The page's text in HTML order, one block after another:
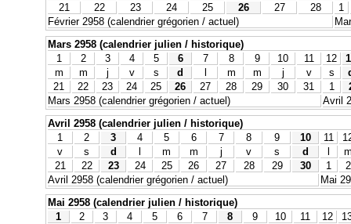
21
22 23 24 25 26 27 28
1
Février 2958 (calendrier grégorien / actuel)
Mars 2958 (calendrier julien / historique)
1
2 3 4 5 6 7 8 9 10 11 12
m
m j v s d m m j v s
21
22 23 24 25 26 27 28 29 30 31 1
Mars 2958 (calendrier grégorien / actuel)
Avril
Avril 2958 (calendrier julien / historique)
1
2 3 4 5 6 7 8 9 10 11
v
s d m m j v s d
21
22 23 24 25 26 27 28 29 30 1
2
Avril 2958 (calendrier grégorien / actuel)
Mai
Mai 2958 (calendrier julien / historique)
1
2 3 4 5 6 7 8 9 10 11 12